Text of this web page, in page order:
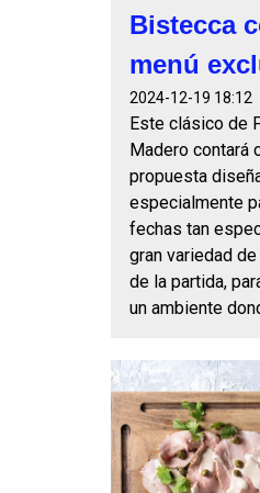
Bistecca
menú
2024-12-19 18:12
Este clásico de
Madero contará
propuesta
especialmente
fechas tan
gran variedad
de la partida,
un ambiente